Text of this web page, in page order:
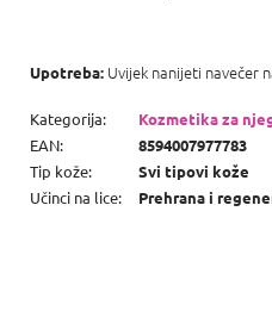
Upotreba: Uvijek nanijeti navečer
Kategorija:
Kozmetika za
EAN:
8594007977783
Tip kože:
Svi tipovi kože
Učinci na lice: Prehrana i